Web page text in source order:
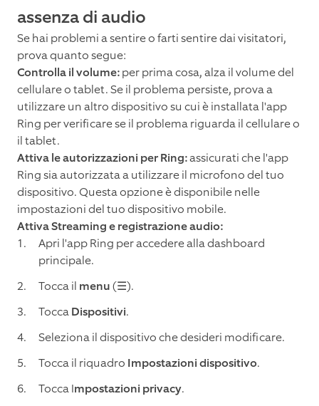
assenza di audio
Se hai problemi a sentire o farti sentire dai visitatori,
prova quanto segue:
Controlla il volume:per prima cosa, alza il volume del
cellulare o tablet. Se il problema persiste, prova a
utilizzare un altro dispositivo su cui è installata l'app
Ring per verificare se il problema riguarda il cellulare o
il tablet.
Attiva le autorizzazioni per Ring:assicurati che l'app
Ring sia autorizzata a utilizzare il microfono del tuo
dispositivo. Questa opzione è disponibile nelle
impostazioni del tuo dispositivo mobile.
Attiva Streaming e registrazione audio:
Apri l'app Ring per accedere alla dashboard
principale.
Tocca il menu(☰).
ToccaDispositivi.
Seleziona il dispositivo che desideri modificare.
Tocca il riquadro Impostazioni dispositivo.
Tocca Impostazioni privacy.